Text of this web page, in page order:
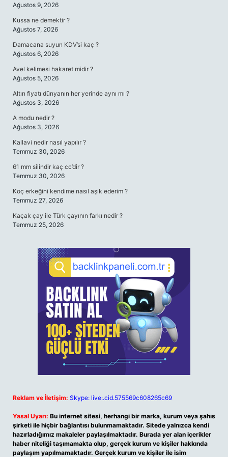
Ağustos 9, 2026
Kussa ne demektir ?
Ağustos 7, 2026
Damacana suyun KDV’si kaç ?
Ağustos 6, 2026
Avel kelimesi hakaret midir ?
Ağustos 5, 2026
Altın fiyatı dünyanın her yerinde aynı mı ?
Ağustos 3, 2026
A modu nedir ?
Ağustos 3, 2026
Kallavi nedir nasıl yapılır ?
Temmuz 30, 2026
61 mm silindir kaç cc’dir ?
Temmuz 30, 2026
Koç erkeğini kendime nasıl aşık ederim ?
Temmuz 27, 2026
Kaçak çay ile Türk çayının farkı nedir ?
Temmuz 25, 2026
Reklam ve İletişim: Skype: live:.cid.575569c608265c69
Yasal Uyarı: Bu internet sitesi, herhangi bir marka, kurum veya şahıs
şirketi ile hiçbir bağlantısı bulunmamaktadır. Sitede yalnızca kendi
hazırladığımız makaleler paylaşılmaktadır. Burada yer alan içerikler
haber niteliği taşımamakta olup, gerçek kurum ve kişiler hakkında
paylaşım yapılmamaktadır. Gerçek kurum ve kişiler ile isim